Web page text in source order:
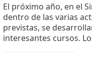
El próximo año, en el
dentro de las varias
previstas, se
interesantes cursos.